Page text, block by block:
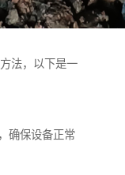
法，以下是一
确保设备正常